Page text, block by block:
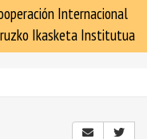
Internacional
Ikasketa Institutua